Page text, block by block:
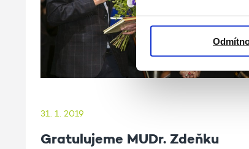
31. 1. 2019
Gratulujeme MUDr. Zdeňku